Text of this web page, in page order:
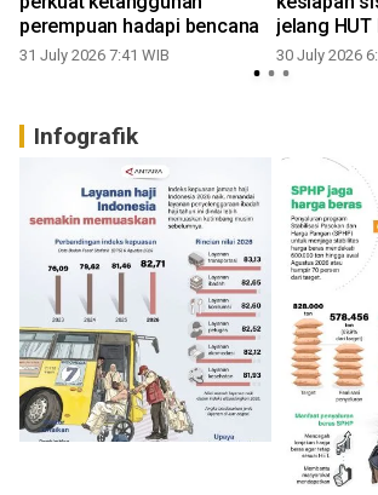
perempuan hadapi bencana
31 July 2026 7:41 WIB
jelang HUT
30 July 2026
Infografik